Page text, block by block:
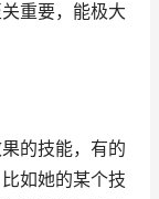
重要，能极大
的技能，有的
如她的某个技